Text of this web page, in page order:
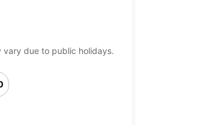
vary due to public holidays.